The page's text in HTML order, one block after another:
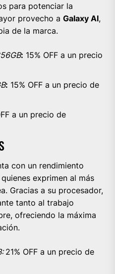
para potenciar la
provecho a Galaxy AI,
de la marca.
: 15% OFF a un precio
: 15% OFF a un precio de
a un precio de
con un rendimiento
exprimen al más
Gracias a su procesador,
tanto al trabajo
ofreciendo la máxima
21% OFF a un precio de